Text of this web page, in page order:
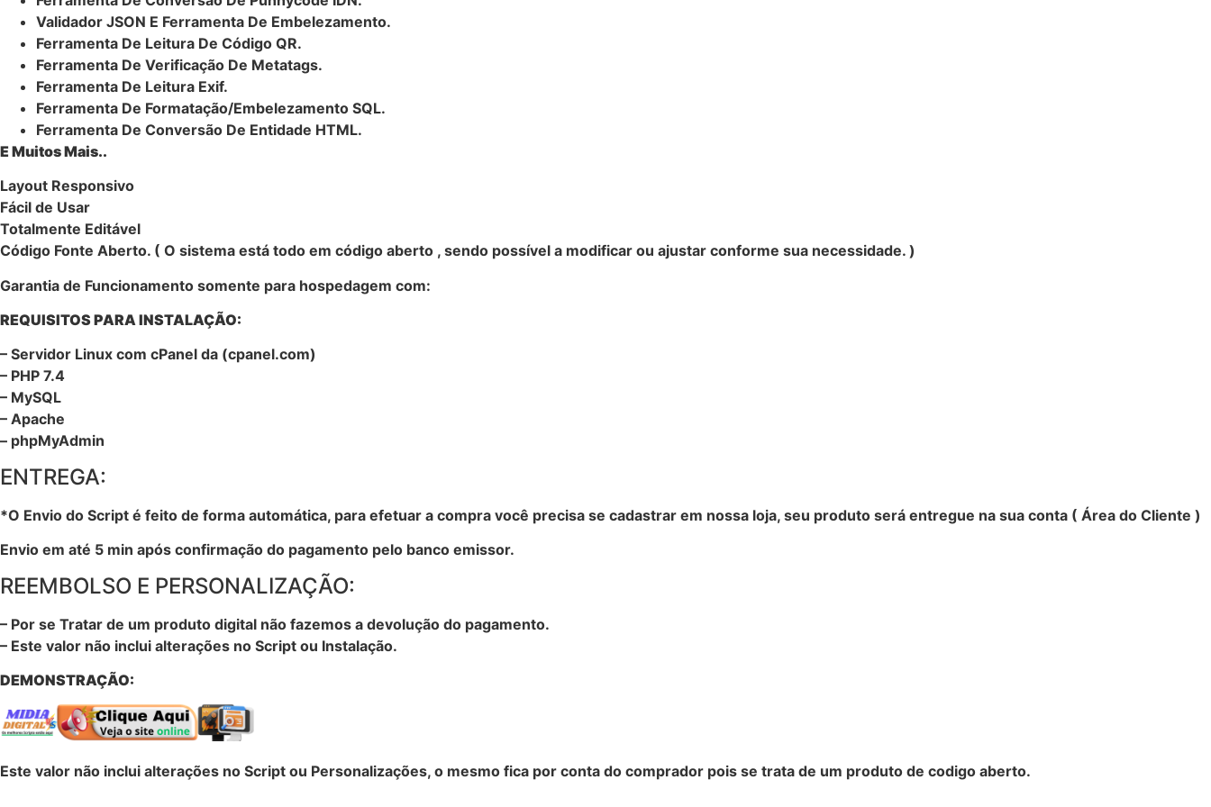
Validador JSON E Ferramenta De Embelezamento.
Ferramenta De Leitura De Código QR.
Ferramenta De Verificação De Metatags.
Ferramenta De Leitura Exif.
Ferramenta De Formatação/Embelezamento SQL.
Ferramenta De Conversão De Entidade HTML.
E Muitos Mais..
Layout Responsivo
Fácil de Usar
Totalmente Editável
Código Fonte Aberto. ( O sistema está todo em código aberto , sendo possível a modificar ou ajustar conforme sua necessidade. )
Garantia de Funcionamento somente para hospedagem com:
REQUISITOS PARA INSTALAÇÃO:
– Servidor Linux com cPanel da (cpanel.com)
– PHP 7.4
– MySQL
– Apache
– phpMyAdmin
ENTREGA:
*O Envio do Script é feito de forma automática, para efetuar a compra você precisa se cadastrar em nossa loja, seu produto será entregue na sua conta ( Área do Cliente )
Envio em até 5 min após confirmação do pagamento pelo banco emissor.
REEMBOLSO E PERSONALIZAÇÃO:
– Por se Tratar de um produto digital não fazemos a devolução do pagamento.
– Este valor não inclui alterações no Script ou Instalação.
DEMONSTRAÇÃO:
Este valor não inclui alterações no Script ou Personalizações, o mesmo fica por conta do comprador pois se trata de um produto de codigo aberto.